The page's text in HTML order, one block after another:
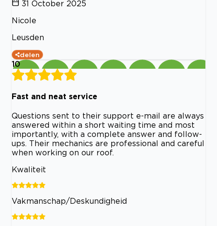
31 October 2025
Nicole
Leusden
delen
10
Fast and neat service
Questions sent to their support e-mail are always
answered within a short waiting time and most
importantly, with a complete answer and follow-
ups. Their mechanics are professional and careful
when working on our roof.
Kwaliteit
Vakmanschap/Deskundigheid